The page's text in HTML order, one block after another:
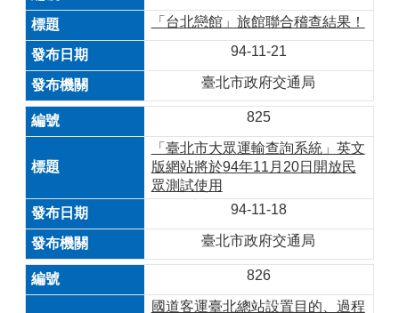
「台北戀館」旅館聯合稽查結果！
94-11-21
臺北市政府交通局
825
「臺北市大眾運輸查詢系統」英文
版網站將於94年11月20日開放民
眾測試使用
94-11-18
臺北市政府交通局
826
國道客運臺北總站設置目的、過程